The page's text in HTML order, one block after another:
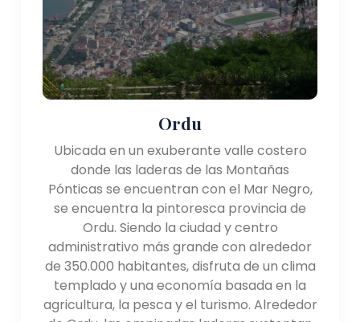
Ordu
Ubicada en un exuberante valle costero
donde las laderas de las Montañas
Pónticas se encuentran con el Mar Negro,
se encuentra la pintoresca provincia de
Ordu. Siendo la ciudad y centro
administrativo más grande con alrededor
de 350.000 habitantes, disfruta de un clima
templado y una economía basada en la
agricultura, la pesca y el turismo. Alrededor